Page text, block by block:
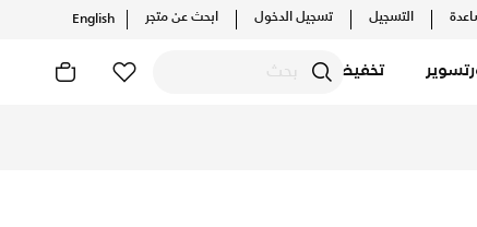
التسجيل تسجيل الدخول ابحث عن متجر English
تخفيضات